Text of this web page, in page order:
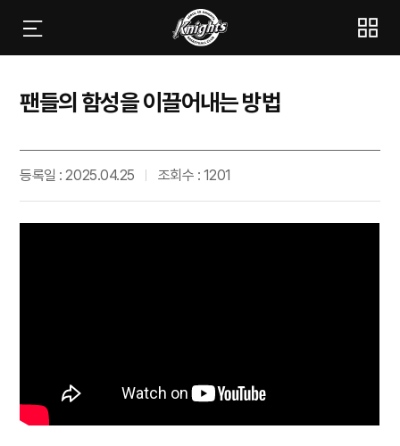
팬들의 함성을 이끌어내는 방법
등록일 : 2025.04.25 조회수 : 1201